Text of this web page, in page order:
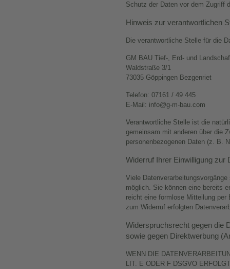
Schutz der Daten vor dem Zugriff
Hinweis zur verantwortlichen
Die verantwortliche Stelle für die
GM BAU Tief-, Erd- und
Waldstraße 3/1
73035 Göppingen Bezgenriet
Telefon: 07161 / 49 445
E-Mail: info@g-m-bau.com
Verantwortliche Stelle ist die
gemeinsam mit anderen über die
personenbezogenen Daten (z. B.
Widerruf Ihrer Einwilligung zur
Viele
möglich. Sie können eine bereits
reicht eine formlose Mitteilung
zum Widerruf erfolgten
Widerspruchsrecht gegen die
sowie gegen Direktwerbung
WENN DIE
LIT. E ODER F DSGVO